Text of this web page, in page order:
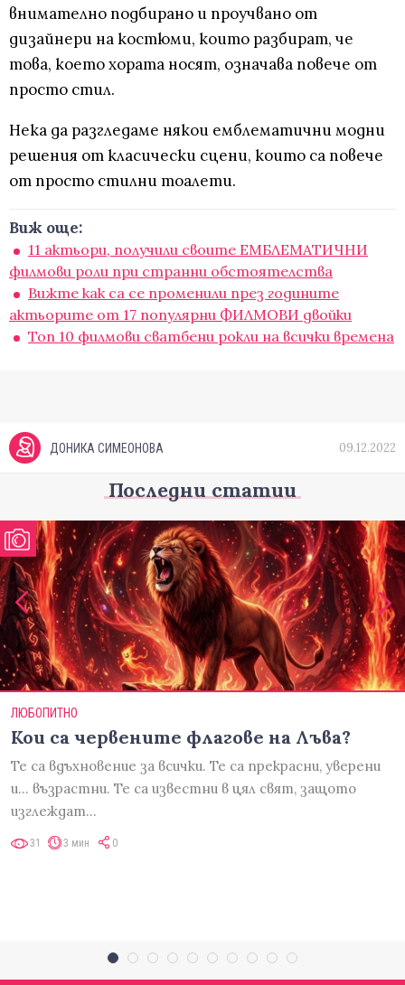
внимателно подбирано и проучвано от
дизайнери на костюми, които разбират, че
това, което хората носят, означава повече от
просто стил.
Нека да разгледаме някои емблематични модни
решения от класически сцени, които са повече
от просто стилни тоалети.
Виж още:
11 актьори, получили своите ЕМБЛЕМАТИЧНИ
филмови роли при странни обстоятелства
Вижте как са се променили през годините
актьорите от 17 популярни ФИЛМОВИ двойки
Топ 10 филмови сватбени рокли на всички времена
ДОНИКА СИМЕОНОВА 09.12.2022
Последни статии
ЛЮБОПИТНО
Кои са червените флагове на Лъва?
Те са вдъхновение за всички. Те са прекрасни, уверени
и... възрастни. Те са известни в цял свят, защото
изглеждат…
31 3 мин 0